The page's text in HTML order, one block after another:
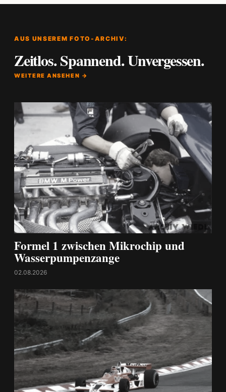
AUS UNSEREM FOTO-ARCHIV:
Zeitlos. Spannend. Unvergessen.
WEITERE ANSEHEN →
Formel 1 zwischen Mikrochip und
Wasserpumpenzange
02.08.2026